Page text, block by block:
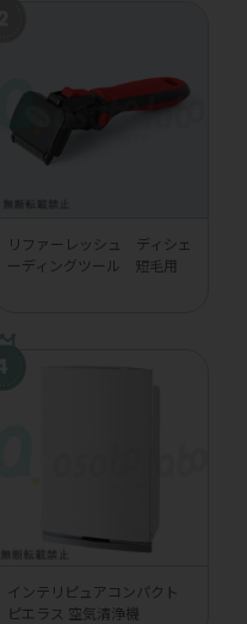
リファーレッシュ ディシェ
ーディングツール 短毛用
インテリピュアコンパクト
ピエラス 空気清浄機